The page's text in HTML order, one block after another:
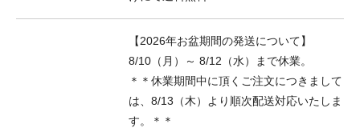
【2026年お盆期間の発送について】
8/10（月）～ 8/12（水）まで休業。
＊＊休業期間中に頂くご注文につきまして
は、8/13（木）より順次配送対応いたしま
す。＊＊